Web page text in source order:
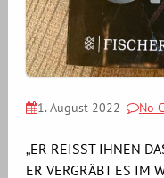
1. August 2022 No
„ER REISST IHNEN
ER VERGRÄBT ES IM